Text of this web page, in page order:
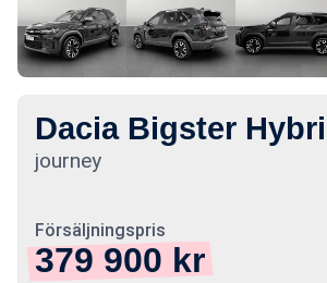
Dacia Bigster
journey
Försäljningspris
379 900 kr